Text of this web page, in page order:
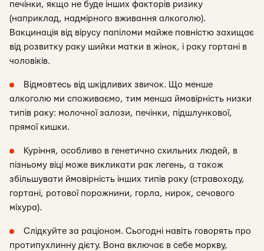
печінки, якщо не буде інших факторів ризику
(наприклад, надмірного вживання алкоголю).
Вакцинація від вірусу папіломи майже повністю захищає
від розвитку раку шийки матки в жінок, і раку гортані в
чоловіків.
Відмовтесь від шкідливих звичок. Що менше
алкоголю ми споживаємо, тим менша ймовірність низки
типів раку: молочної залози, печінки, підшлункової,
прямої кишки.
Куріння, особливо в генетично схильних людей, в
пізньому віці може викликати рак легень, а також
збільшувати ймовірність інших типів раку (стравоходу,
гортані, ротової порожнини, горла, нирок, сечового
міхура).
Слідкуйте за раціоном. Сьогодні навіть говорять про
протипухлинну дієту. Вона включає в себе моркву,